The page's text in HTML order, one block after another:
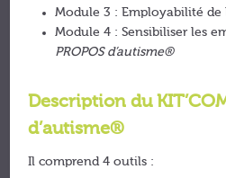
Module 3 : Employabilité de
Module 4 : Sensibiliser les
PROPOS d’autisme®
Description du
d’autisme®
Il comprend 4 outils :